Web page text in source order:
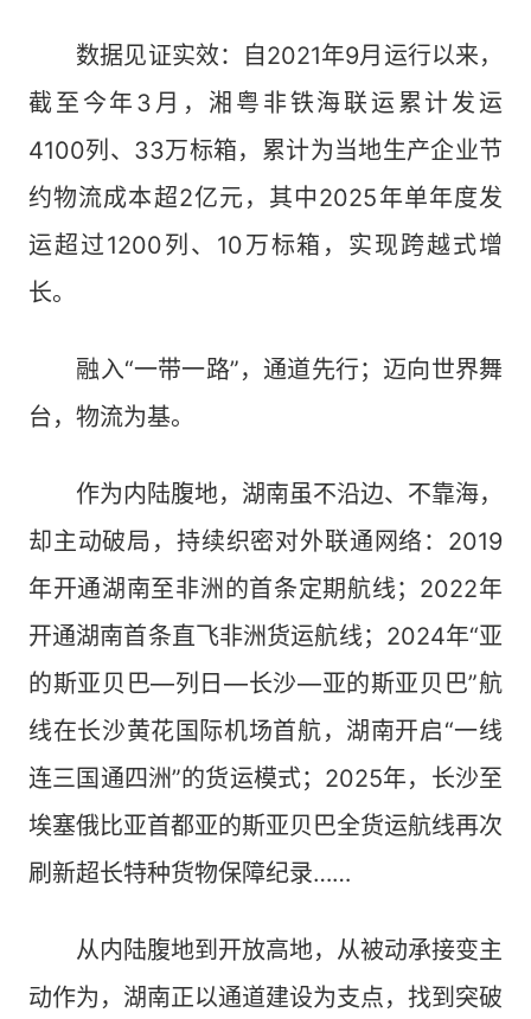
数据见证实效：自2021年9月运行以来，
截至今年3月，湘粤非铁海联运累计发运
4100列、33万标箱，累计为当地生产企业节
约物流成本超2亿元，其中2025年单年度发
运超过1200列、10万标箱，实现跨越式增
长。
融入“一带一路”，通道先行；迈向世界舞
台，物流为基。
作为内陆腹地，湖南虽不沿边、不靠海，
却主动破局，持续织密对外联通网络：2019
年开通湖南至非洲的首条定期航线；2022年
开通湖南首条直飞非洲货运航线；2024年“亚
的斯亚贝巴—列日—长沙—亚的斯亚贝巴”航
线在长沙黄花国际机场首航，湖南开启“一线
连三国通四洲”的货运模式；2025年，长沙至
埃塞俄比亚首都亚的斯亚贝巴全货运航线再次
刷新超长特种货物保障纪录……
从内陆腹地到开放高地，从被动承接变主
动作为，湖南正以通道建设为支点，找到突破